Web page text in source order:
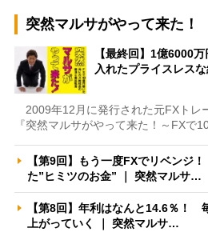
突然マルサがやって来た！
【最終回】1億6000
入れたプライスレス
2009年12月に発行された元FXトレ
『突然マルサがやって来た！～FXで
【第9回】もう一度FXでリベンジ
た”ヒミツのお金” ｜ 突然マルサ…
【第8回】年利はなんと14.6％！
上がっていく ｜ 突然マルサ…